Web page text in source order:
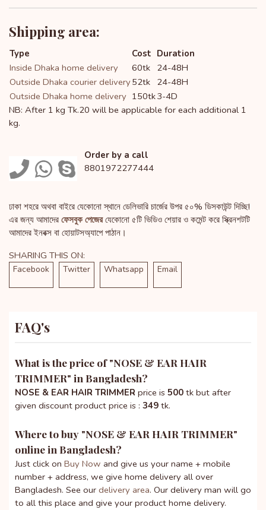
Shipping area:
Type Cost Duration
Inside Dhaka home delivery
60tk 24-48H
Outside Dhaka courier delivery52tk 24-48H
Outside Dhaka home delivery 150tk3-4D
NB: After 1 kg Tk.20 will be applicable for each additional 1
kg.
Order by a call
8801972277444
ঢাকা শহরে অথবা বাইরে যেকোনো স্থানে ডেলিভারি চার্জের উপর ৫০% ডিসকাউন্ট দিচ্ছি!
এর জন্য আমাদের ফেসবুক পেজেরযেকোনো ৫টি ভিডিও শেয়ার ও কমেন্ট করে স্ক্রিনশটটি
আমাদের ইনবক্স বা হোয়াটসঅ্যাপে পাঠান।
SHARING THIS ON:
Facebook Twitter Whatsapp Email
FAQ's
What is the price of "NOSE & EAR HAIR
TRIMMER" in Bangladesh?
NOSE & EAR HAIR TRIMMER price is 500 tk but after
given discount product price is : 349 tk.
Where to buy "NOSE & EAR HAIR TRIMMER"
online in Bangladesh?
Just click on Buy Now and give us your name + mobile
number + address, we give home delivery all over
Bangladesh. See our delivery area. Our delivery man will go
to all this place and give your product home delivery.